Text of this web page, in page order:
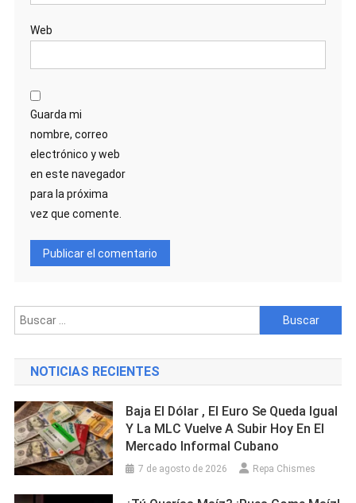
Web
Guarda mi
nombre, correo
electrónico y web
en este navegador
para la próxima
vez que comente.
Buscar:
NOTICIAS RECIENTES
Baja El Dólar , El Euro Se Queda Igual
Y La MLC Vuelve A Subir Hoy En El
Mercado Informal Cubano
7 de agosto de 2026 Repa Chismes